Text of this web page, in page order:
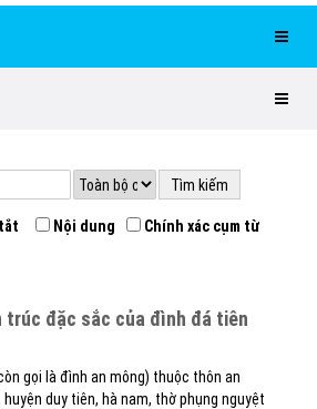
Nội dung Chính xác cụm từ
gọi là đình an mông) thuộc thôn an
huyện duy tiên, hà nam, thờ phụng nguyệt